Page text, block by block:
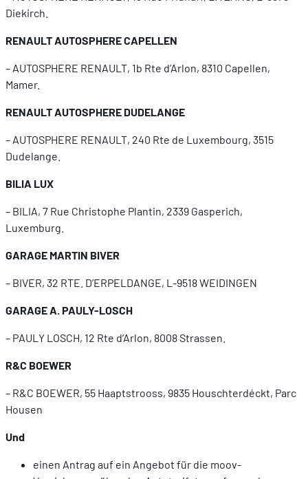
Diekirch.
RENAULT AUTOSPHERE CAPELLEN
– AUTOSPHERE RENAULT, 1b Rte d’Arlon, 8310 Capellen,
Mamer.
RENAULT AUTOSPHERE DUDELANGE
– AUTOSPHERE RENAULT, 240 Rte de Luxembourg, 3515
Dudelange.
BILIA LUX
– BILIA, 7 Rue Christophe Plantin, 2339 Gasperich,
Luxemburg.
GARAGE MARTIN BIVER
– BIVER, 32 RTE. D’ERPELDANGE, L-9518 WEIDINGEN
GARAGE A. PAULY-LOSCH
– PAULY LOSCH, 12 Rte d’Arlon, 8008 Strassen.
R&C BOEWER
– R&C BOEWER, 55 Haaptstrooss, 9835 Houschterdéckt, Parc
Housen
Und
einen Antrag auf ein Angebot für die moov-